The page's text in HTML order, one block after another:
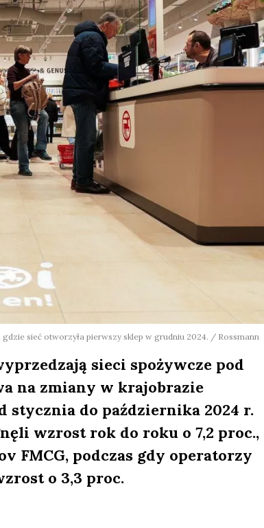
sieć otworzyła pierwszy sklep w grudniu 2024. / Rossmann
sieci spożywcze pod
na zmiany w krajobrazie
stycznia do października 2024 r.
wzrost rok do roku o 7,2 proc.,
FMCG, podczas gdy operatorzy
o 3,3 proc.